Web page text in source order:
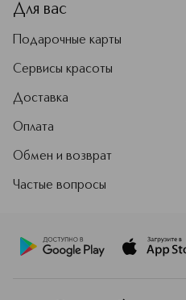
Для вас
Подарочные карты
Сервисы красоты
Доставка
Оплата
Обмен и возврат
Частые вопросы